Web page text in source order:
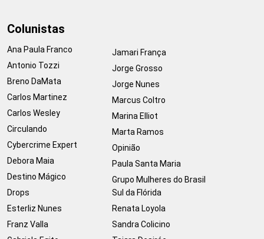
Colunistas
Ana Paula Franco
Antonio Tozzi
Breno DaMata
Carlos Martinez
Carlos Wesley
Circulando
Cybercrime Expert
Debora Maia
Destino Mágico
Drops
Esterliz Nunes
Franz Valla
Jamari França
Jorge Grosso
Jorge Nunes
Marcus Coltro
Marina Elliot
Marta Ramos
Opinião
Paula Santa Maria
Grupo Mulheres do Brasil
Sul da Flórida
Renata Loyola
Sandra Colicino